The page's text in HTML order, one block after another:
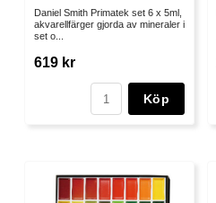
Daniel Smith Primatek set 6 x 5ml,
akvarellfärger gjorda av mineraler i
set o...
619 kr
Köp